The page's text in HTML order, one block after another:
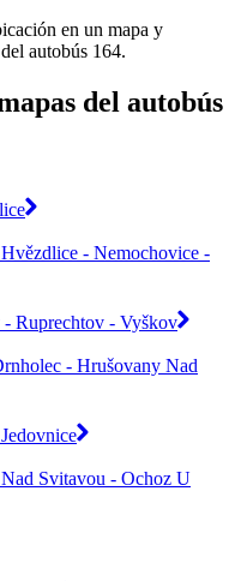
en un mapa y
autobús 164.
del autobús
- Nemochovice -
- Ruprechtov - Vyškov
- Hrušovany Nad
Svitavou - Ochoz U